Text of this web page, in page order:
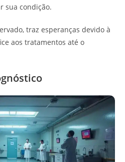
sua condição.
traz esperanças devido à
aos tratamentos até o